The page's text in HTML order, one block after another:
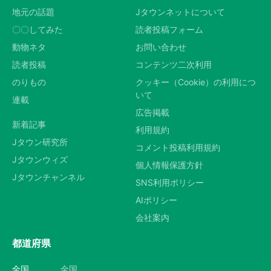
地元の話題
〇〇してみた
動物ネタ
読者投稿
のりもの
連載
新着記事
Jタウン研究所
Jタウンウィズ
Jタウンチャンネル
Jタウンネットについて
読者投稿フォーム
お問い合わせ
コンテンツ二次利用
クッキー（Cookie）の利用につ
いて
広告掲載
利用規約
コメント投稿利用規約
個人情報保護方針
SNS利用ポリシー
AIポリシー
会社案内
都道府県
全国 全国